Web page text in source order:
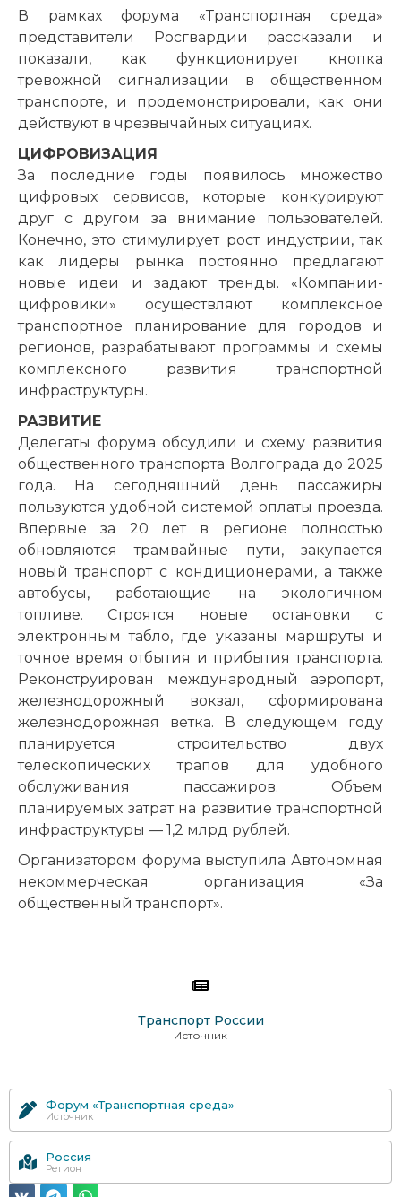
В рамках форума «Транспортная среда»
представители Росгвардии рассказали и
показали, как функционирует кнопка
тревожной сигнализации в общественном
транспорте, и продемонстрировали, как они
действуют в чрезвычайных ситуациях.
ЦИФРОВИЗАЦИЯ
За последние годы появилось множество
цифровых сервисов, которые конкурируют
друг с другом за внимание пользователей.
Конечно, это стимулирует рост индустрии, так
как лидеры рынка постоянно предлагают
новые идеи и задают тренды. «Компании-
цифровики» осуществляют комплексное
транспортное планирование для городов и
регионов, разрабатывают программы и схемы
комплексного развития транспортной
инфраструктуры.
РАЗВИТИЕ
Делегаты форума обсудили и схему развития
общественного транспорта Волгограда до 2025
года. На сегодняшний день пассажиры
пользуются удобной системой оплаты проезда.
Впервые за 20 лет в регионе полностью
обновляются трамвайные пути, закупается
новый транспорт с кондиционерами, а также
автобусы, работающие на экологичном
топливе. Строятся новые остановки с
электронным табло, где указаны маршруты и
точное время отбытия и прибытия транспорта.
Реконструирован международный аэропорт,
железнодорожный вокзал, сформирована
железнодорожная ветка. В следующем году
планируется строительство двух
телескопических трапов для удобного
обслуживания пассажиров. Объем
планируемых затрат на развитие транспортной
инфраструктуры — 1,2 млрд рублей.
Организатором форума выступила Автономная
некоммерческая организация «За
общественный транспорт».
Транспорт России
Источник
Форум «Транспортная среда»
Источник
Россия
Регион